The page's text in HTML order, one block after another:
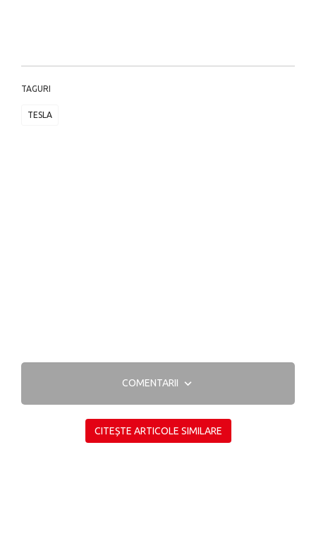
TAGURI
TESLA
COMENTARII
CITEȘTE ARTICOLE SIMILARE